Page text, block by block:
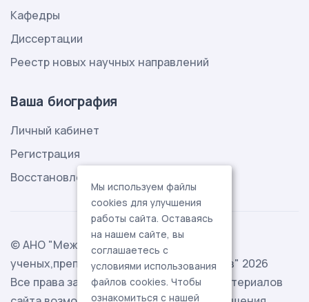
Кафедры
Диссертации
Реестр новых научных направлений
Ваша биография
Личный кабинет
Регистрация
Восстановление пароля
© АНО "Международная ассоциация
ученых,преподавателей и специалистов" 2026
Все права защищены. Использование материалов
Мы используем файлы
cookies для улучшения
работы сайта. Оставаясь
на нашем сайте, вы
соглашаетесь с
условиями использования
файлов cookies. Чтобы
ознакомиться с нашей